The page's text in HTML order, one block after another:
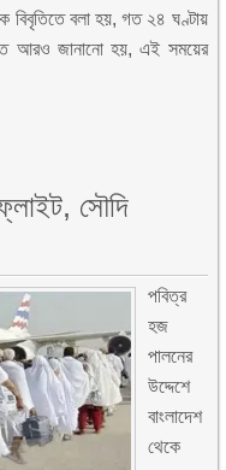
বিবৃতিতে বলা হয়, গত ২৪ ঘণ্টায়
আরও জানানো হয়, এই সময়ের
সৌদি
পবিত্র
হজ
পালনের
উদ্দেশে
বাংলাদেশ
থেকে